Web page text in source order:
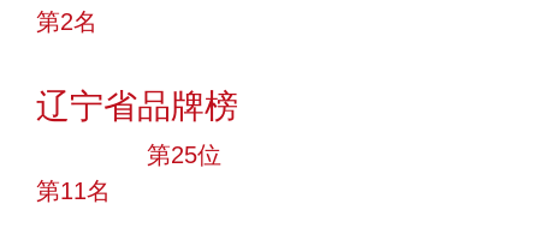
第2名
辽宁省品牌榜
第25位
第11名